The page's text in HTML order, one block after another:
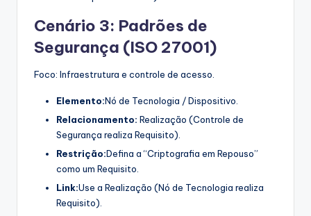
Cenário 3: Padrões de
Segurança (ISO 27001)
Foco: Infraestrutura e controle de acesso.
Elemento:Nó de Tecnologia / Dispositivo.
Relacionamento: Realização (Controle de
Segurança realiza Requisito).
Restrição:Defina a “Criptografia em Repouso”
como um Requisito.
Link:Use a Realização (Nó de Tecnologia realiza
Requisito).